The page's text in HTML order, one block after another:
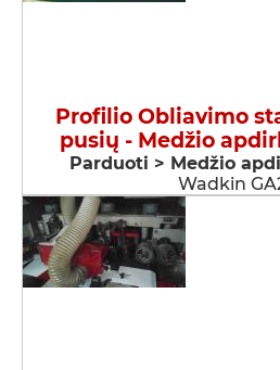
Profilio Obliavimo
pusių - Medžio
Parduoti > Medžio
Wadkin